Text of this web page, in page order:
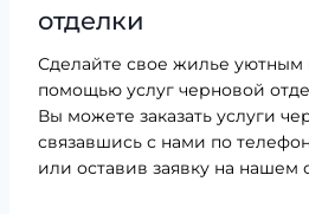
отделки
Сделайте свое жилье
помощью услуг черновой
Вы можете заказать услуги
связавшись с нами по
или оставив заявку на нашем